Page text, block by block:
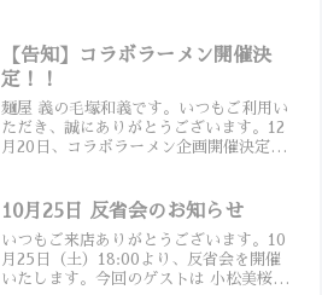
ます。お...
【告知】コラボラーメン開催決
定！！
麺屋 義の毛塚和義です。いつもご利用い
ただき、誠にありがとうございます。12
月20日、コラボラーメン企画開催決定し
10月25日 反省会のお知らせ
いつもご来店ありがとうございます。10
月25日（土）18:00より、反省会を開催
いたします。今回のゲストは 小松美桜さ